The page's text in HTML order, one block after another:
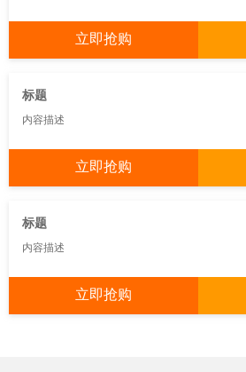
立即抢购
标题
内容描述
立即抢购
标题
内容描述
立即抢购